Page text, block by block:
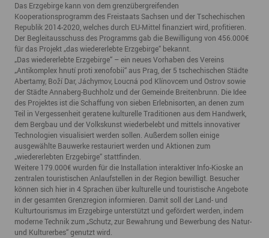
Das Erzgebirge kann von dem grenzübergreifenden
Kooperationsprogramm des Freistaats Sachsen und der Tschechischen
Republik 2014-2020, welches durch EU-Mittel finanziert wird, profitieren.
Der Begleitausschuss des Programms gab die Bewilligung von 456.000€
für das Projekt „das wiedererlebte Erzgebirge“ bekannt.
„Das wiedererlebte Erzgebirge“ – ein neues Vorhaben des Vereins
„Antikomplex hnutí proti xenofobii“ aus Prag, der 5 tschechischen Städte
Abertamy, Boží Dar, Jáchymov, Loucná pod Klínovcem und Ostrov sowie
der Städte Annaberg-Buchholz und der Gemeinde Breitenbrunn. Die Idee
des Projektes ist die Schaffung von sieben Erlebnisorten, an denen zum
Teil in Vergessenheit geratene kulturelle Traditionen aus dem Handwerk,
dem Bergbau und der Volkskunst wiederbelebt und mittels innovativer
Technologien visualisiert werden sollen. Außerdem sollen einige
ausgewählte Bauwerke restauriert werden und Aktionen zum
„wiedererlebten Erzgebirge“ stattfinden.
Weitere 179.000€ wurden für die Installation interaktiver Info-Kioske an
zentralen touristischen Anlaufstellen in der Region bewilligt. Besucher
können sich hier in 4 Sprachen über kulturelle und touristische Angebote
in der gesamten Grenzregion informieren. Damit soll der Land- und
Kulturtourismus im Erzgebirge unterstützt und gefördert werden, indem
moderne Technik zum „Schutz, zur Bewahrung und Bewerbung des Natur-
und Kulturerbes“ genutzt wird.